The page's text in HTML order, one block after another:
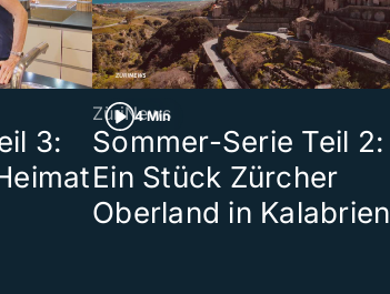
3:
4 Min
ZüriNews
Sommer-Serie Teil 2:
Ein Stück Zürcher
Oberland in Kalabrien